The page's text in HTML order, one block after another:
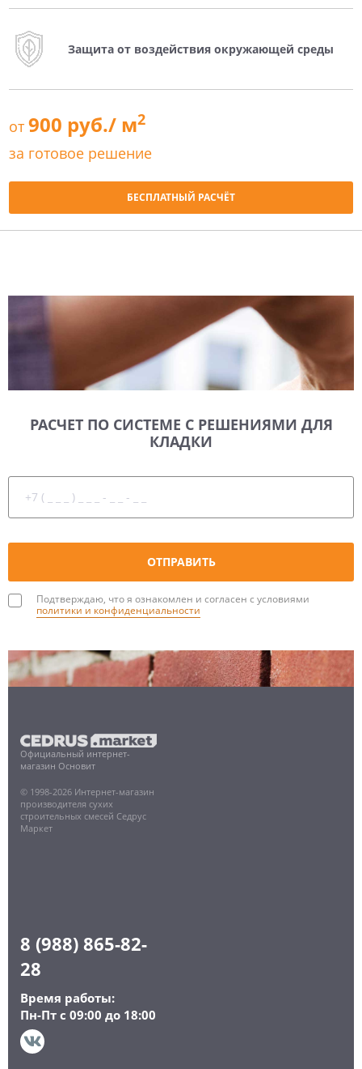
Защита от воздействия окружающей среды
от 900 руб./ м2
за готовое решение
БЕСПЛАТНЫЙ РАСЧЁТ
РАСЧЕТ ПО СИСТЕМЕ С РЕШЕНИЯМИ ДЛЯ
КЛАДКИ
Подтверждаю, что я ознакомлен и согласен с условиями
политики и конфиденциальности
Официальный интернет-
магазин Основит
© 1998-2026 Интернет-магазин
производителя сухих
строительных смесей Седрус
Маркет
8 (988) 865-82-
28
Время работы:
Пн-Пт с 09:00 до 18:00